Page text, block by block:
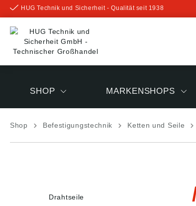
springen
HUG Technik und Sicherheit - Qualität seit 1938
SHOP MARKENSHOPS
Shop Befestigungstechnik Ketten und Seile
Drahtseile